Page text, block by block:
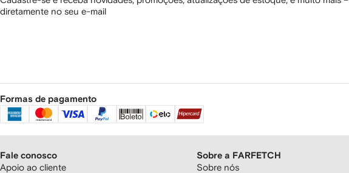
diretamente no seu e-mail
Formas de pagamento
Fale conosco
Apoio ao cliente
Sobre a FARFETCH
Sobre nós